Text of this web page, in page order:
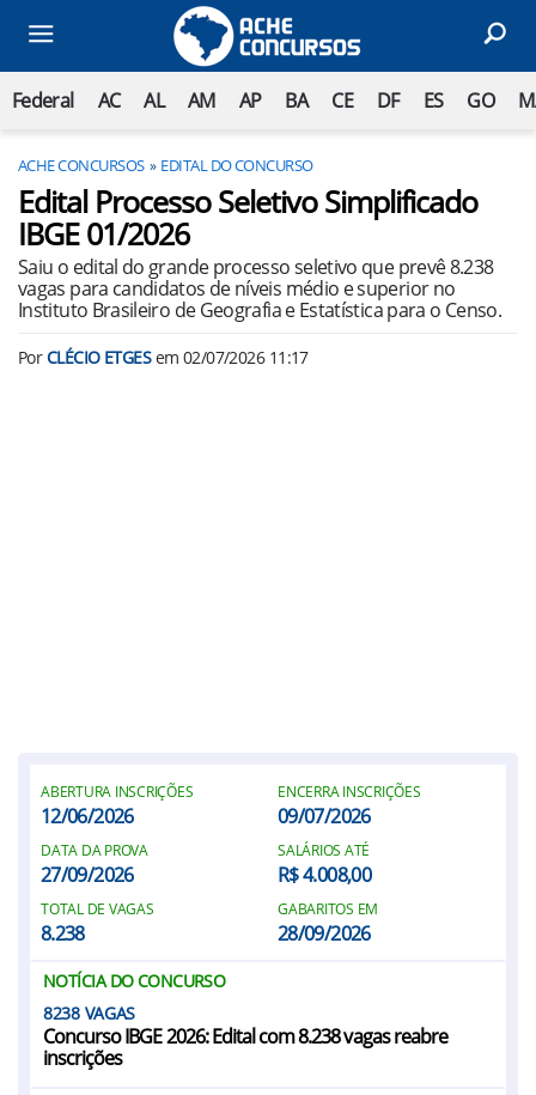
Federal AC AL AM AP BA CE DF ES GO
ACHE CONCURSOS EDITAL DO CONCURSO
Edital Processo Seletivo Simplificado
IBGE 01/2026
Saiu o edital do grande processo seletivo que prevê 8.238
vagas para candidatos de níveis médio e superior no
Instituto Brasileiro de Geografia e Estatística para o Censo.
PorCLÉCIO ETGESem 02/07/2026 11:17
ABERTURA INSCRIÇÕES
12/06/2026
ENCERRA INSCRIÇÕES
09/07/2026
DATA DA PROVA
27/09/2026
SALÁRIOS ATÉ
R$ 4.008,00
TOTAL DE VAGAS
8.238
GABARITOS EM
28/09/2026
NOTÍCIA DO CONCURSO
8238
Concurso IBGE 2026: Edital com 8.238 vagas reabre
inscrições